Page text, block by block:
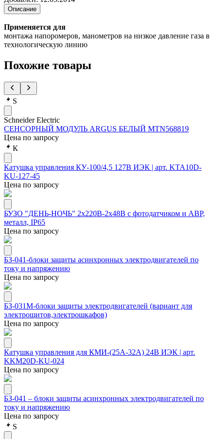
Описание
Применяется для
монтажа напоромеров, манометров на низкое давление газа в
технологическую линию
Похожие товары
S
Schneider Electric
СЕНСОРНЫЙ МОДУЛЬ ARGUS БЕЛЫЙ MTN568819
Цена по запросу
К
Катушка управления КУ-100/4,5 127В ИЭК | арт. KTA10D-
KU-127-45
Цена по запросу
БУЗО "ДЕНЬ-НОЧЬ" 2х220В-2х48В с фотодатчиком и АВР,
металл, IP65
Цена по запросу
БЗ-041-блоки защиты асинхронных электродвигателей по
току и напряжению
Цена по запросу
БЗ-031М-блоки защиты электродвигателей (вариант для
электрощитов,электрошкафов)
Цена по запросу
Катушка управления для КМИ-(25А-32А) 24В ИЭК | арт.
KKM20D-KU-024
Цена по запросу
БЗ-041 – блоки защиты асинхронных электродвигателей по
току и напряжению
Цена по запросу
S